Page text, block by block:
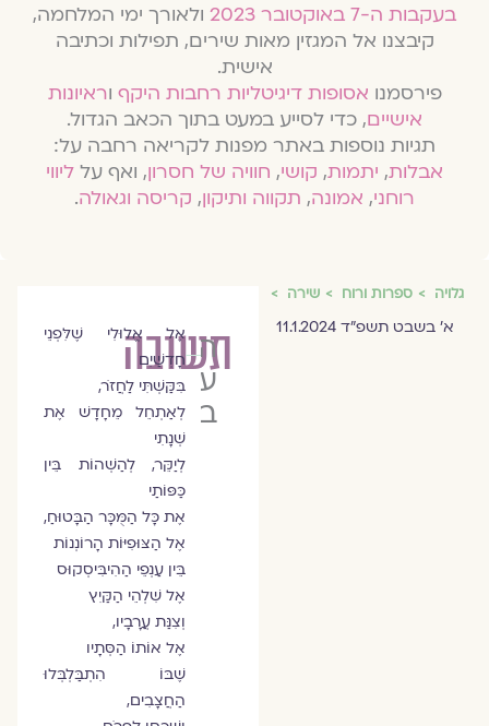
בעקבות ה-7 באוקטובר 2023
ולאורך ימי המלחמה,
קיבצנו אל המגזין מאות שירים, תפילות וכתיבה
אישית.
פירסמנואסופות דיגיטליות רחבות היקףוראיונות
אישיים, כדי לסייע במעט בתוך הכאב הגדול.
תגיות נוספות באתר מפנות לקריאה רחבה על:
אבלות,יתמות,קושי,חוויה של חסרון, ואף עלליווי
רוחני,אמונה,תקווה ותיקון,קריסה וגאולה.
גלויה ספרות ורוח שירה
א׳ בשבט תשפ״ד 11.1.2024 תשובה
הרבנית
עידית
ברטוב
אֶל אֱלוּלִי שֶׁלִּפְנֵי
חָדְשַׁיִם
בִּקַּשְׁתִּי לַחֲזֹר,
לְאַתְחֵל מֵחָדָשׁ אֶת
שְׁנָתִי
לְיַקֵּר, לְהַשְׁהוֹת בֵּין
כַּפּוֹתַי
אֶת כָּל הַמֻּכָּר הַבָּטוּחַ,
אֶל הַצּוּפִיּוֹת הָרוֹנְנוֹת
בֵּין עַנְפֵי הַהִיבִּיסְקוּס
אֶל שִׁלְהֵי הַקַּיִץ
וְצִנַּת עֲרָבָיו,
אֶל אוֹתוֹ הַסְּתָיו
שֶׁבּוֹ הִתְבַּלְבְּלוּ
הַחֲצָבִים,